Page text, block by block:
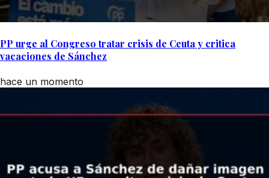
PP urge al Congreso tratar crisis de Ceuta y critica
vacaciones de Sánchez
hace un momento